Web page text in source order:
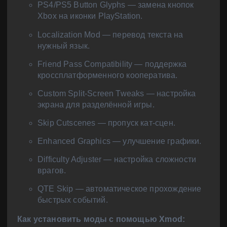
PS4/PS5 Button Glyphs — замена кнопок
Xbox на иконки PlayStation.
Localization Mod — перевод текста на
нужный язык.
Friend Pass Compatibility — поддержка
кроссплатформенного кооператива.
Custom Split-Screen Tweaks — настройка
экрана для разделённой игры.
Skip Cutscenes — пропуск кат-сцен.
Enhanced Graphics — улучшение графики.
Difficulty Adjuster — настройка сложности
врагов.
QTE Skip — автоматическое прохождение
быстрых событий.
Как установить моды с помощью Xmod: